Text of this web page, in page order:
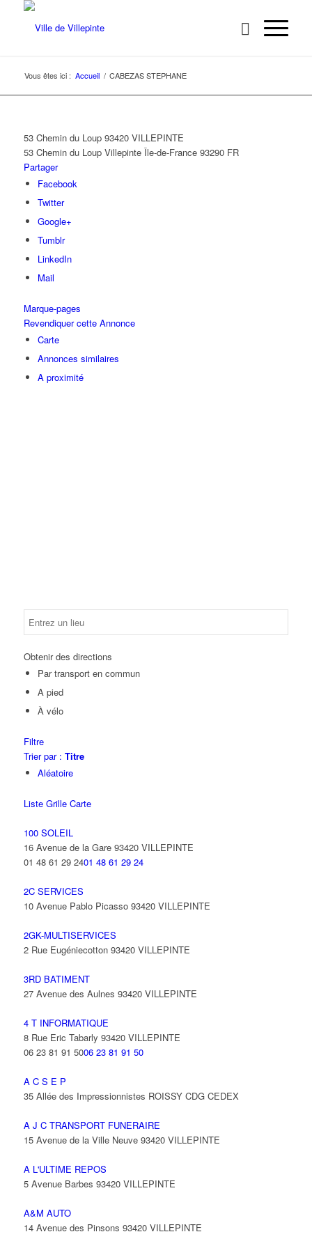
Vous êtes ici : Accueil / CABEZAS STEPHANE
53 Chemin du Loup 93420 VILLEPINTE
53 Chemin du Loup Villepinte Île-de-France 93290 FR
Partager
Facebook
Twitter
Google+
Tumblr
LinkedIn
Mail
Marque-pages
Revendiquer cette Annonce
Carte
Annonces similaires
A proximité
Obtenir des directions
Par transport en commun
A pied
À vélo
Filtre
Trier par : Titre
Aléatoire
Liste Grille Carte
100 SOLEIL
16 Avenue de la Gare 93420 VILLEPINTE
01 48 61 29 2401 48 61 29 24
2C SERVICES
10 Avenue Pablo Picasso 93420 VILLEPINTE
2GK-MULTISERVICES
2 Rue Eugéniecotton 93420 VILLEPINTE
3RD BATIMENT
27 Avenue des Aulnes 93420 VILLEPINTE
4 T INFORMATIQUE
8 Rue Eric Tabarly 93420 VILLEPINTE
06 23 81 91 5006 23 81 91 50
A C S E P
35 Allée des Impressionnistes ROISSY CDG CEDEX
A J C TRANSPORT FUNERAIRE
15 Avenue de la Ville Neuve 93420 VILLEPINTE
A L'ULTIME REPOS
5 Avenue Barbes 93420 VILLEPINTE
A&M AUTO
14 Avenue des Pinsons 93420 VILLEPINTE